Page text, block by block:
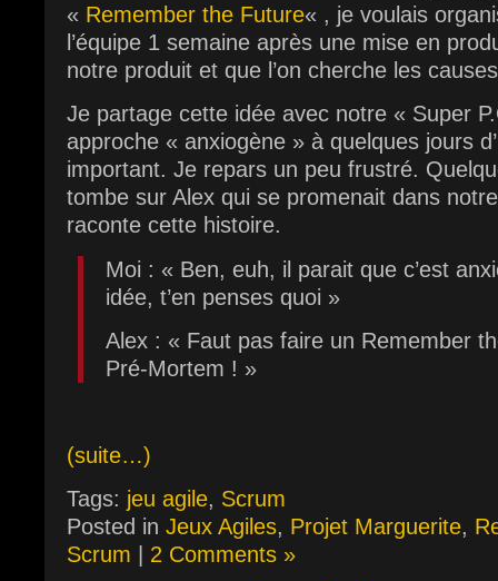
« Remember the Future« , je voulais
l’équipe 1 semaine après une mise en
notre produit et que l’on cherche les
Je partage cette idée avec notre « Super
approche « anxiogène » à quelques jours
important. Je repars un peu frustré.
tombe sur Alex qui se promenait dans
raconte cette histoire.
Moi : « Ben, euh, il parait que c’est
idée, t’en penses quoi »
Alex : « Faut pas faire un Remember
Pré-Mortem ! »
(suite…)
Tags: jeu agile, Scrum
Posted in Jeux Agiles, Projet Marguerite,
Scrum
2 Comments »